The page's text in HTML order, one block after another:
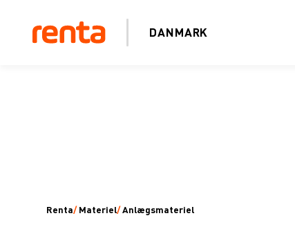
DANMARK
Renta/ Materiel/Anlægsmateriel